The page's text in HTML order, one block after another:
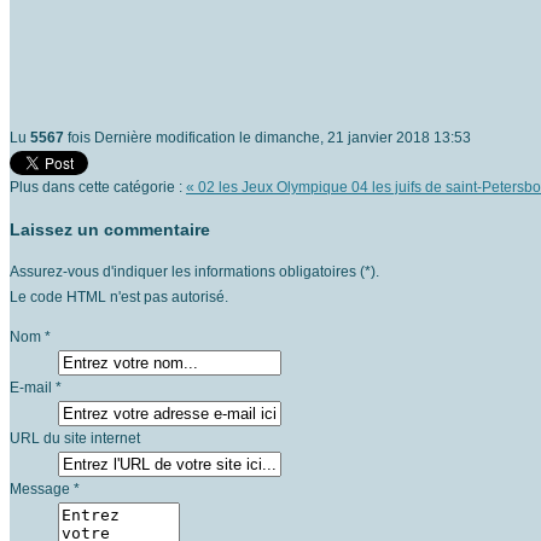
Lu 5567 fois Dernière modification le dimanche, 21 janvier 2018 13:53
Plus dans cette catégorie : « 02 les Jeux Olympique 04 les juifs de saint-
Laissez un commentaire
Assurez-vous d'indiquer les informations obligatoires (*).
Le code HTML n'est pas autorisé.
Nom *
E-mail *
URL du site internet
Message *